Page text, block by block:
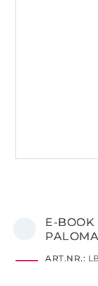
E-BOOK
PALOMA
ART.NR.: